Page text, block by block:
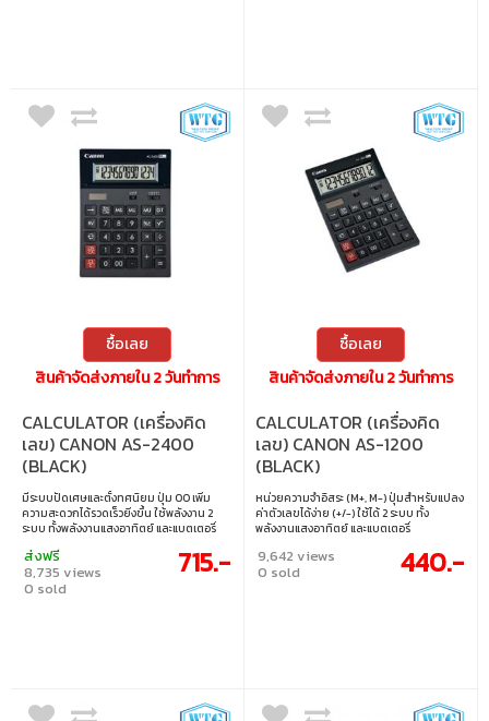
ซื้อเลย
สินค้าจัดส่งภายใน 2 วันทำการ
CALCULATOR (เครื่องคิด
เลข) CANON AS-2400
(BLACK)
มีระบบปัดเศษและตั้งทศนิยม ปุ่ม 00 เพิ่ม
ความสะดวกได้รวดเร็วยิ่งขึ้น ใช้พลังงาน 2
ระบบ ทั้งพลังงานแสงอาทิตย์ และแบตเตอรี่
ส่งฟรี
8,735 views
0 sold
715.-
ซื้อเลย
สินค้าจัดส่งภายใน 2 วันทำการ
CALCULATOR (เครื่องคิด
เลข) CANON AS-1200
(BLACK)
หน่วยความจำอิสระ (M+, M-) ปุ่มสำหรับแปลง
ค่าตัวเลขได้ง่าย (+/-) ใช้ได้ 2 ระบบ ทั้ง
พลังงานแสงอาทิตย์ และแบตเตอรี่
9,642 views
0 sold 440.-